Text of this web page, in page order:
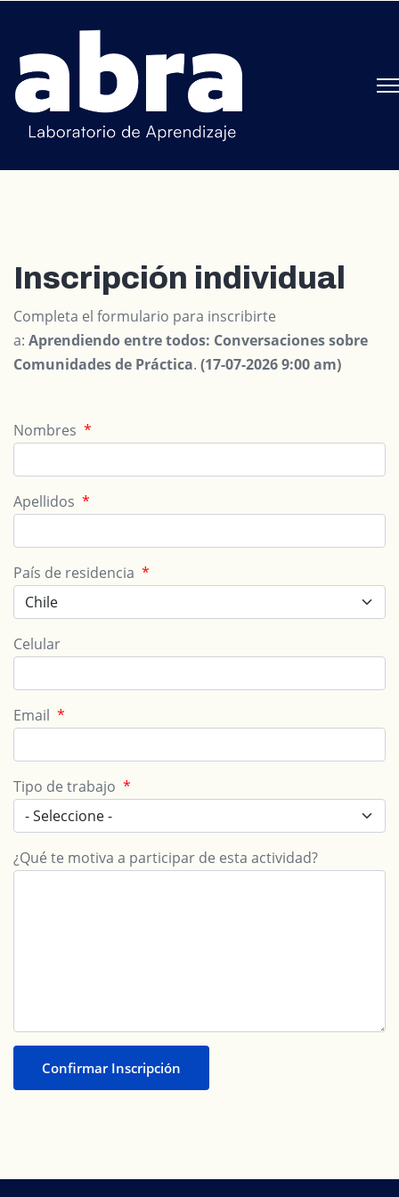
Inscripción individual
Completa el formulario para inscribirte
a: Aprendiendo entre todos: Conversaciones sobre
Comunidades de Práctica. (17-07-2026 9:00 am)
Nombres *
Apellidos *
País de residencia *
Celular
Email *
Tipo de trabajo *
¿Qué te motiva a participar de esta actividad?